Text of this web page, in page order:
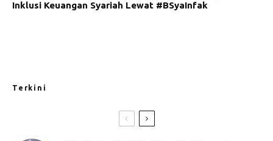
Inklusi Keuangan Syariah Lewat #BSyaInfak
Terkini